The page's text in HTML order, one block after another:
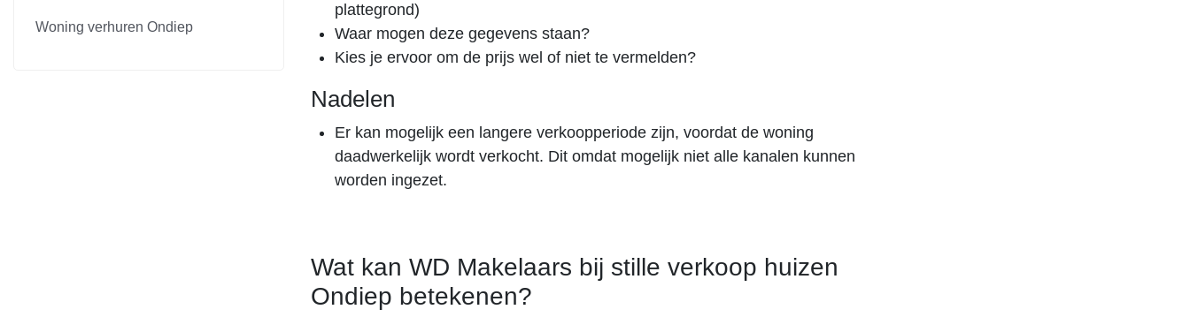
Woning verhuren Ondiep
plattegrond)
Waar mogen deze gegevens staan?
Kies je ervoor om de prijs wel of niet te vermelden?
Nadelen
Er kan mogelijk een langere verkoopperiode zijn, voordat de woning
daadwerkelijk wordt verkocht. Dit omdat mogelijk niet alle kanalen kunnen
worden ingezet.
Wat kan WD Makelaars bij stille verkoop huizen
Ondiep betekenen?